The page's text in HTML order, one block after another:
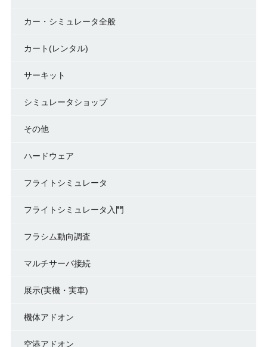
カー・シミュレータ全般
カート(レンタル)
サーキット
シミュレータショップ
その他
ハードウェア
フライトシミュレータ
フライトシミュレータ入門
フラシム動向調査
マルチサーバ接続
展示(実機・実車)
機体アドオン
空港アドオン